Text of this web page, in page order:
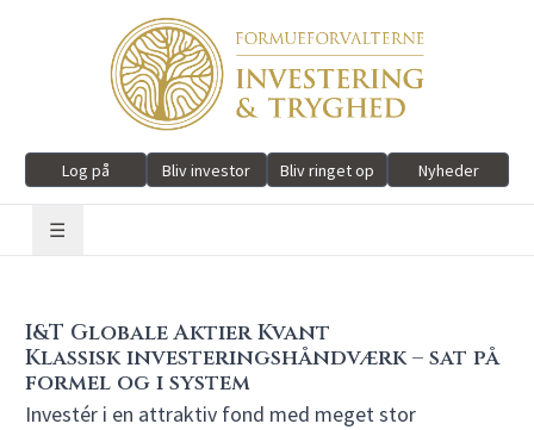
Log på Bliv investor Bliv ringet op Nyheder
☰
I&T Globale Aktier Kvant
Klassisk investeringshåndværk – sat på
formel og i system
Investér i en attraktiv fond med meget stor